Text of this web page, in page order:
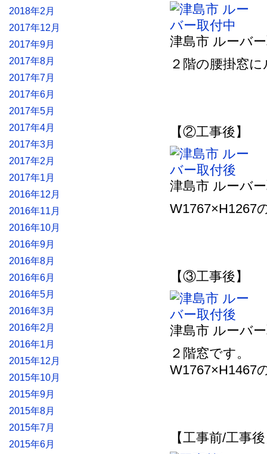
津島市 ルーバ
２階の腰掛窓
【②工事後】
津島市 ルーバ
W1767×H1267
【③工事後】
津島市 ルーバ
２階窓です。
W1767×H1467
【工事前/工事
2018年2月
2017年12月
2017年9月
2017年8月
2017年7月
2017年6月
2017年5月
2017年4月
2017年3月
2017年2月
2017年1月
2016年12月
2016年11月
2016年10月
2016年9月
2016年8月
2016年6月
2016年5月
2016年3月
2016年2月
2016年1月
2015年12月
2015年10月
2015年9月
2015年8月
2015年7月
2015年6月